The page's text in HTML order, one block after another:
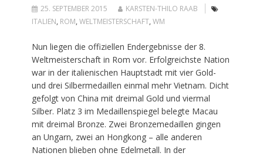
25. SEPTEMBER 2015
KARSTEN-THILO RAAB
ITALIEN, ROM, WELTMEISTERSCHAFT, WM
Nun liegen die offiziellen Endergebnisse der 8.
Weltmeisterschaft in Rom vor. Erfolgreichste Nation
war in der italienischen Hauptstadt mit vier Gold-
und drei Silbermedaillen einmal mehr Vietnam. Dicht
gefolgt von China mit dreimal Gold und viermal
Silber. Platz 3 im Medaillenspiegel belegte Macau
mit dreimal Bronze. Zwei Bronzemedaillen gingen
an Ungarn, zwei an Hongkong – alle anderen
Nationen blieben ohne Edelmetall. In der